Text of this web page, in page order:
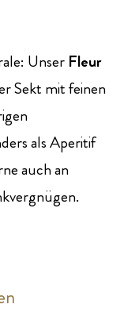
Unser Fleur
Sekt mit feinen
als Aperitif
auch an